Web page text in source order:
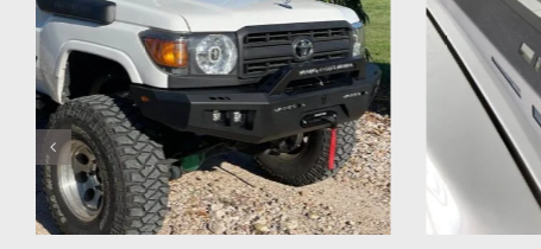
DETALLES